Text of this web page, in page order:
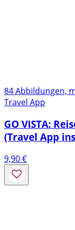
84 Abbildungen,
Travel App
GO VISTA:
(Travel App
9,90€